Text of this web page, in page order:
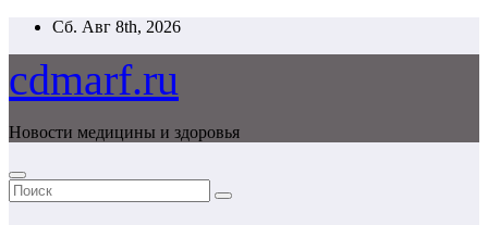
Перейти
содержимому
Сб. Авг 8th, 2026
cdmarf.ru
Новости медицины и здоровья